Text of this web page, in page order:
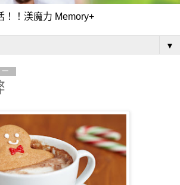
！！渼魔力 Memory+
▼